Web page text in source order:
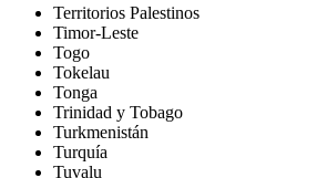
Territorios Palestinos
Timor-Leste
Togo
Tokelau
Tonga
Trinidad y Tobago
Turkmenistán
Turquía
Tuvalu